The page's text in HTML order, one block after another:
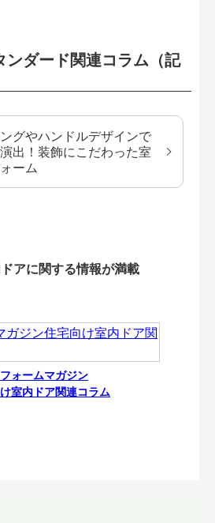
ンダード関連コラム（記
グやハンドルデザインで
出！装飾にこだわった室
ーム
アに関する情報が満載
ォームマガジン
室内ドア関連コラム